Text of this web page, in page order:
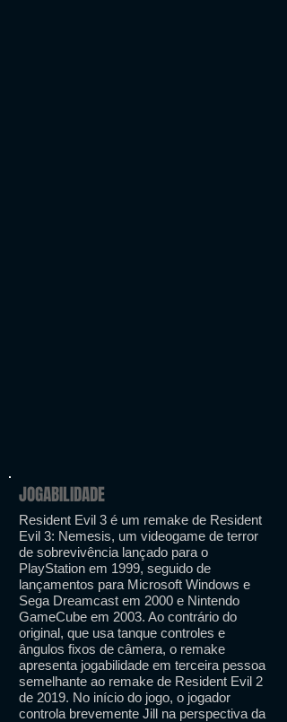
JOGABILIDADE
Resident Evil 3 é um remake de Resident
Evil 3: Nemesis, um videogame de terror
de sobrevivência lançado para o
PlayStation em 1999, seguido de
lançamentos para Microsoft Windows e
Sega Dreamcast em 2000 e Nintendo
GameCube em 2003. Ao contrário do
original, que usa tanque controles e
ângulos fixos de câmera, o remake
apresenta jogabilidade em terceira pessoa
semelhante ao remake de Resident Evil 2
de 2019. No início do jogo, o jogador
controla brevemente Jill na perspectiva da